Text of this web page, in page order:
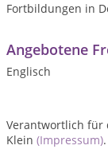
Fortbildungen in
Angebotene
Englisch
Verantwortlich für
Klein (Impressum).